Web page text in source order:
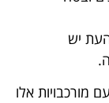
יש
מורכבויות אלו